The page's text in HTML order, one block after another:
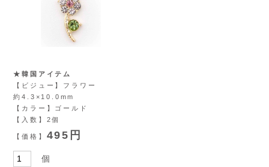
★韓国アイテム
【ビジュー】フラワー
約4.3×10.0mm
【カラー】ゴールド
【入数】2個
【価格】 495円
個